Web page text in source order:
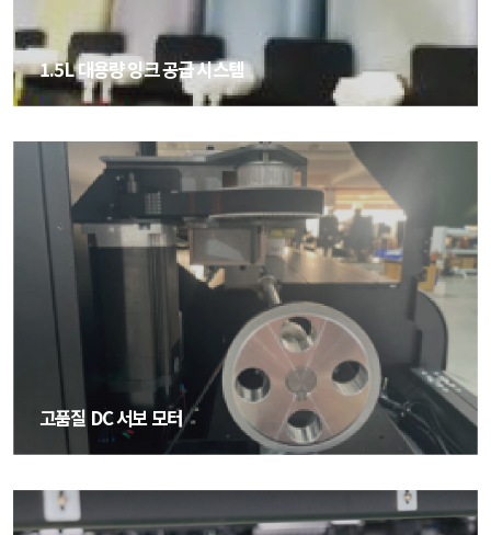
1.5L 대용량 잉크 공급 시스템
1.5L 대용량 잉크 공급 시스템
고품질 DC 서보 모터